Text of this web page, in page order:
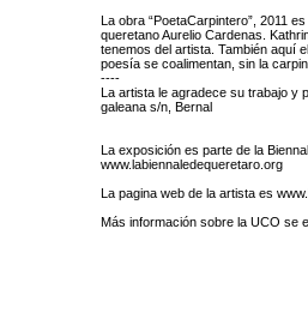
La obra “PoetaCarpintero”, 2011
queretano Aurelio Cardenas.
tenemos del artista. También aquí
poesía se coalimentan, sin la
----
La artista le agradece su trabajo y
galeana s/n, Bernal
La exposición es parte de la
www.labiennaledequeretaro.org
La pagina web de la artista es
Más información sobre la UCO se